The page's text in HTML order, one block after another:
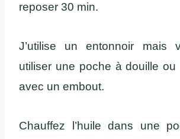
reposer 30 min.
J’utilise unentonnoir mais
utiliser une poche à douille ou
avec un embout.
Chauffez l’huile dans une